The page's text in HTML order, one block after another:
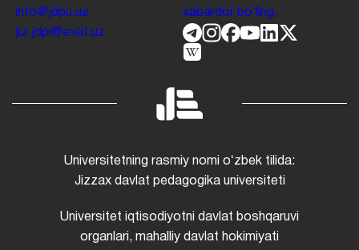
info@jdpu.uz
jiz.jdpi@exat.uz
xabardor boʻling.
Universitetning rasmiy nomi oʻzbek tilida:
Jizzax davlat pedagogika universiteti
Universitet iqtisodiyotni davlat boshqaruvi
organlari, mahalliy davlat hokimiyati